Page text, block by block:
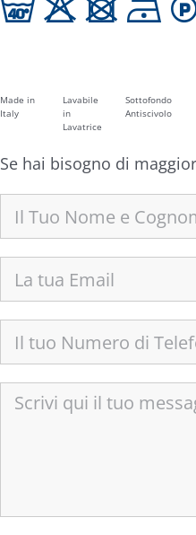
h H U D L
Made in
Italy
Lavabile
in
Lavatrice
Sottofondo
Antiscivolo
Se hai bisogno di